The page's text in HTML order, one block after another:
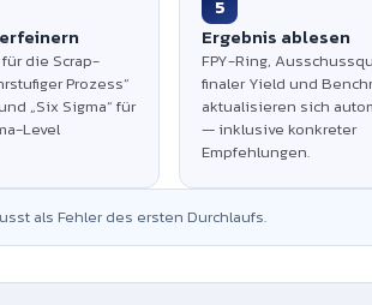
die Scrap-
Prozess“
„Six Sigma“ für
Level
5
Ergebnis ablesen
FPY-Ring,
finaler Yield und
aktualisieren sich
— inklusive konkreter
Empfehlungen.
als Fehler des ersten Durchlaufs.